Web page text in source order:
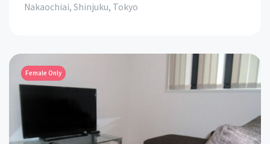
Nakaochiai, Shinjuku, Tokyo
Female Only